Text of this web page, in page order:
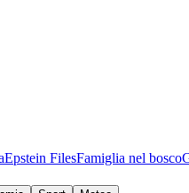
Epstein FilesFamiglia nel bosco